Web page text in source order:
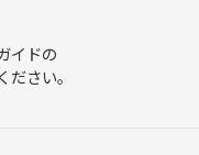
イドの
ださい。